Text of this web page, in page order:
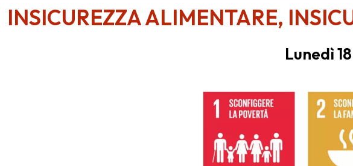
INSICUREZZA ALIMENTARE,
Lunedì